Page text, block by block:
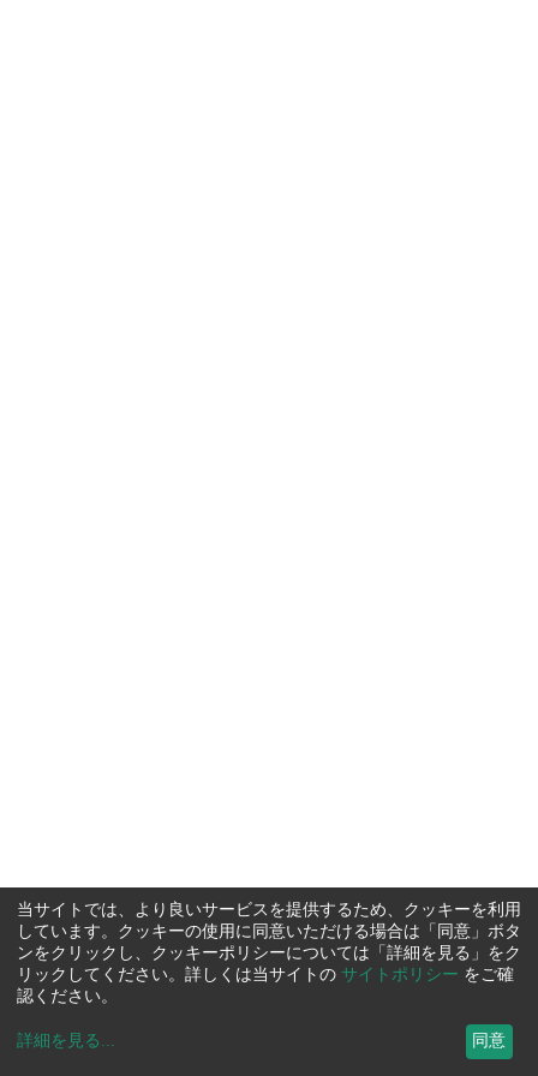
当サイトでは、より良いサービスを提供するため、クッキーを利用
しています。クッキーの使用に同意いただける場合は「同意」ボタ
ンをクリックし、クッキーポリシーについては「詳細を見る」をク
リックしてください。詳しくは当サイトの サイトポリシー をご確
認ください。
詳細を見る ... 同意